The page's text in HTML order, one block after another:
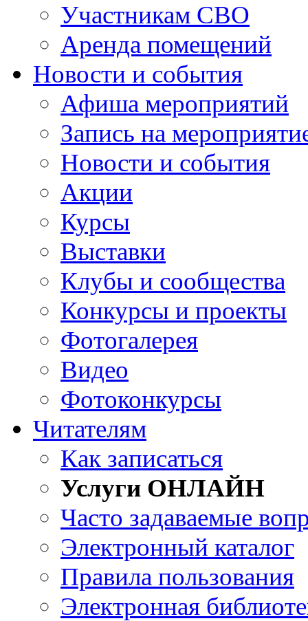
Участникам СВО
Аренда помещений
Новости и события
Афиша мероприятий
Запись на
Новости и события
Акции
Курсы
Выставки
Клубы и сообщества
Конкурсы и проекты
Фотогалерея
Видео
Фотоконкурсы
Читателям
Как записаться
Услуги ОНЛАЙН
Часто задаваемые
Электронный каталог
Правила пользования
Электронная